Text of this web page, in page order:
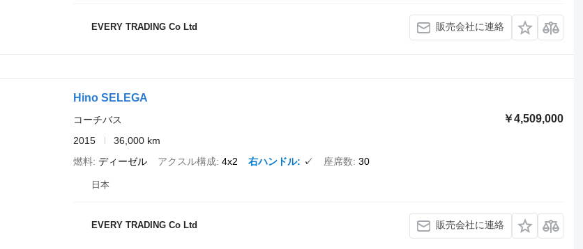
EVERY TRADING Co Ltd 販売会社に連絡
Hino SELEGA
￥4,509,000
コーチバス
2015
36,000 km
燃料 ディーゼル アクスル構成 4x2 右ハンドル ✓ 座席数 30
日本
EVERY TRADING Co Ltd 販売会社に連絡